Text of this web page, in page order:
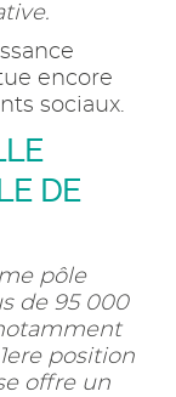
encore
sociaux.
DE
pôle
de 95 000
position
offre un